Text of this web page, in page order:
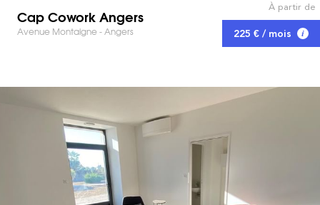
Cap Cowork Angers
Avenue Montaigne - Angers
À partir de
225 € / mois